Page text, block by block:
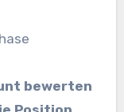
bewerten